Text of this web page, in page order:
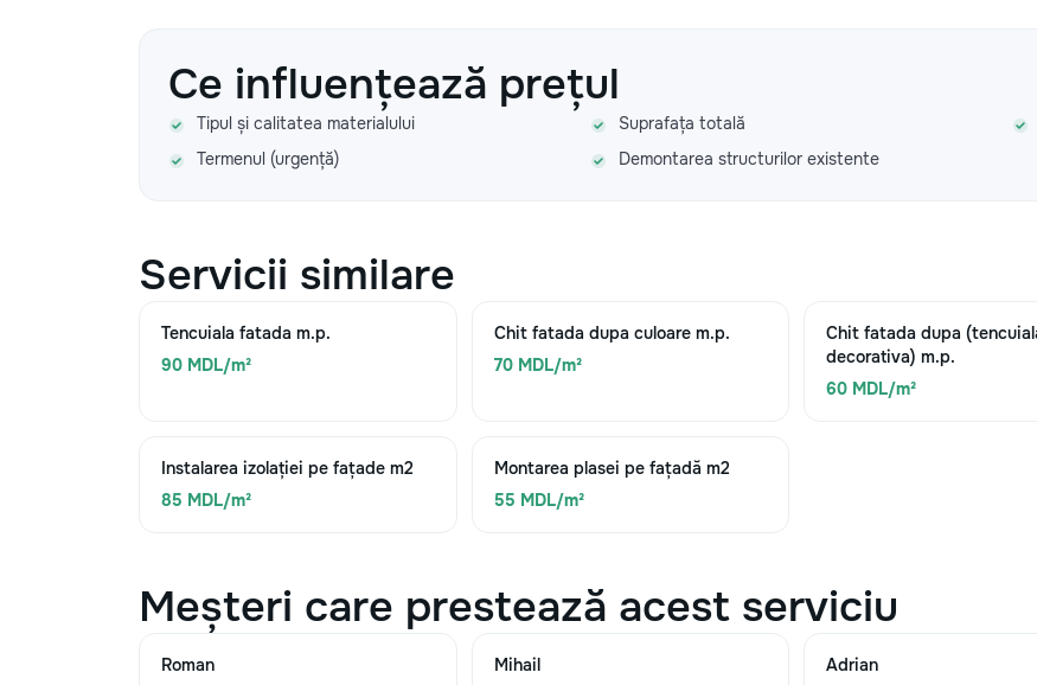
Ce influențează prețul
Tipul și calitatea materialului Suprafața totală
Termenul (urgență)
Demontarea structurilor existente
Servicii similare
Tencuiala fatada m.p.
90 MDL/m²
Chit fatada dupa culoare m.p.
70 MDL/m²
Chit fatada dupa
decorativa) m.p.
60 MDL/m²
Instalarea izolației pe fațade m2
85 MDL/m²
Montarea plasei pe fațadă m2
55 MDL/m²
Meșteri care prestează acest serviciu
Roman
Mihail
Adrian